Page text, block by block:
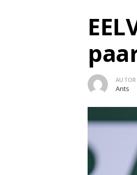
Author
AUTOR
Ants